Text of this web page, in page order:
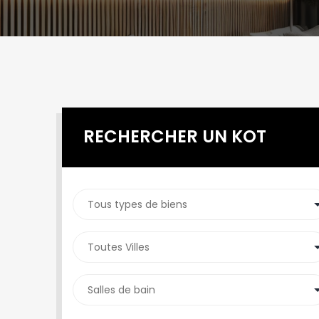
RECHERCHER UN KOT